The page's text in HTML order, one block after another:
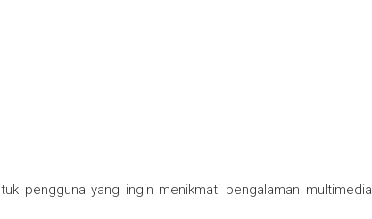
pengguna yang ingin menikmati pengalaman multimedia